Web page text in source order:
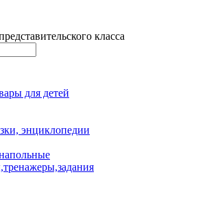
класса
для детей
энциклопедии